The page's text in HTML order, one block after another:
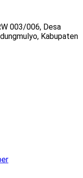
003/006, Desa
Kabupaten